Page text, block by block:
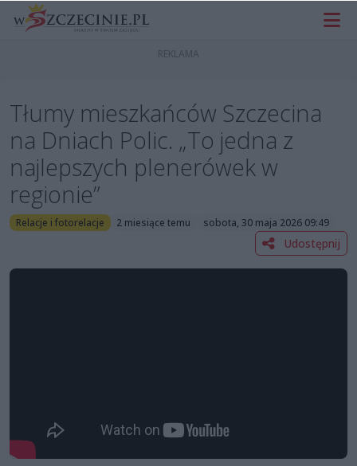
Tłumy mieszkańców Szczecina
na Dniach Polic. „To jedna z
najlepszych plenerówek w
regionie”
Relacje i fotorelacje 2 miesiące temu sobota, 30 maja 2026 09:49
Udostępnij